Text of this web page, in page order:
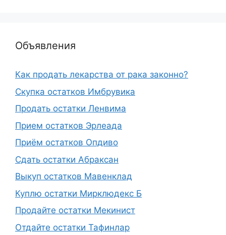
Объявления
Как продать лекарства от рака законно?
Скупка остатков Имбрувика
Продать остатки Ленвима
Прием остатков Эрлеада
Приём остатков Опдиво
Сдать остатки Абраксан
Выкуп остатков Мавенклад
Куплю остатки Мирклюдекс Б
Продайте остатки Мекинист
Отдайте остатки Тафинлар